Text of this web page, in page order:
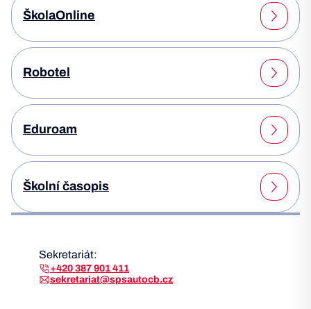
ŠkolaOnline
Robotel
Eduroam
Školní časopis
Sekretariát:
+420 387 901 411
sekretariat@spsautocb.cz